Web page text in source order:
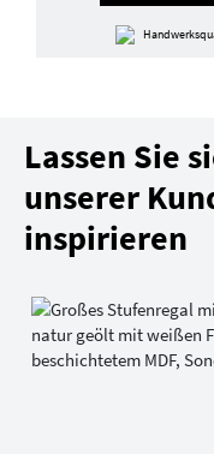
Lassen Sie
unserer
inspirieren